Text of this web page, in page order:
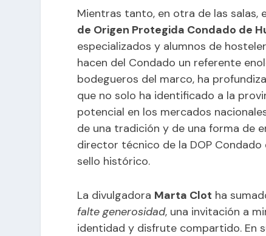
Mientras tanto, en otra de las salas,
de Origen Protegida Condado de
especializados y alumnos de
hacen del Condado un referente
bodegueros del marco, ha
que no solo ha identificado a la
potencial en los mercados
de una tradición y de una forma de
director técnico de la DOP
sello histórico.
La divulgadora Marta Clot ha
falte generosidad, una invitación a
identidad y disfrute compartido. En